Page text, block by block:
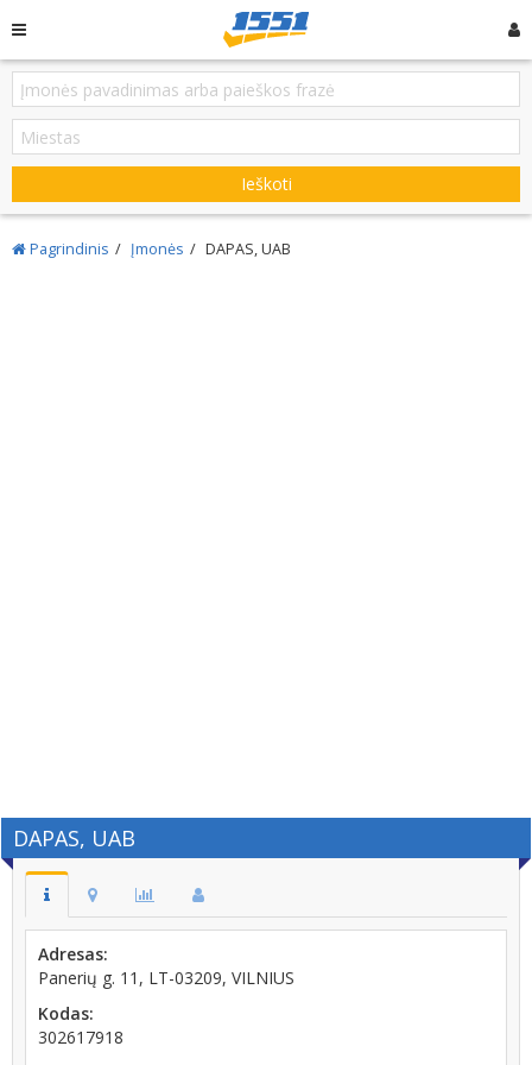
Ieškoti
Pagrindinis Įmonės DAPAS, UAB
DAPAS, UAB
Adresas:
Panerių g. 11, LT-03209, VILNIUS
Kodas:
302617918